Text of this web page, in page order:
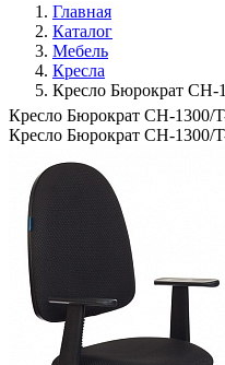
Главная
Каталог
Мебель
Кресла
Кресло Бюрократ
Кресло Бюрократ CH-1300/
Кресло Бюрократ CH-1300/